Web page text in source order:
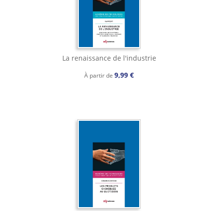
La renaissance de l'industrie
À partir de 9,99 €